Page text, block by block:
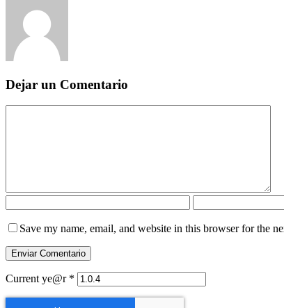
Dejar un Comentario
Save my name, email, and website in this browser for the
Current ye@r *